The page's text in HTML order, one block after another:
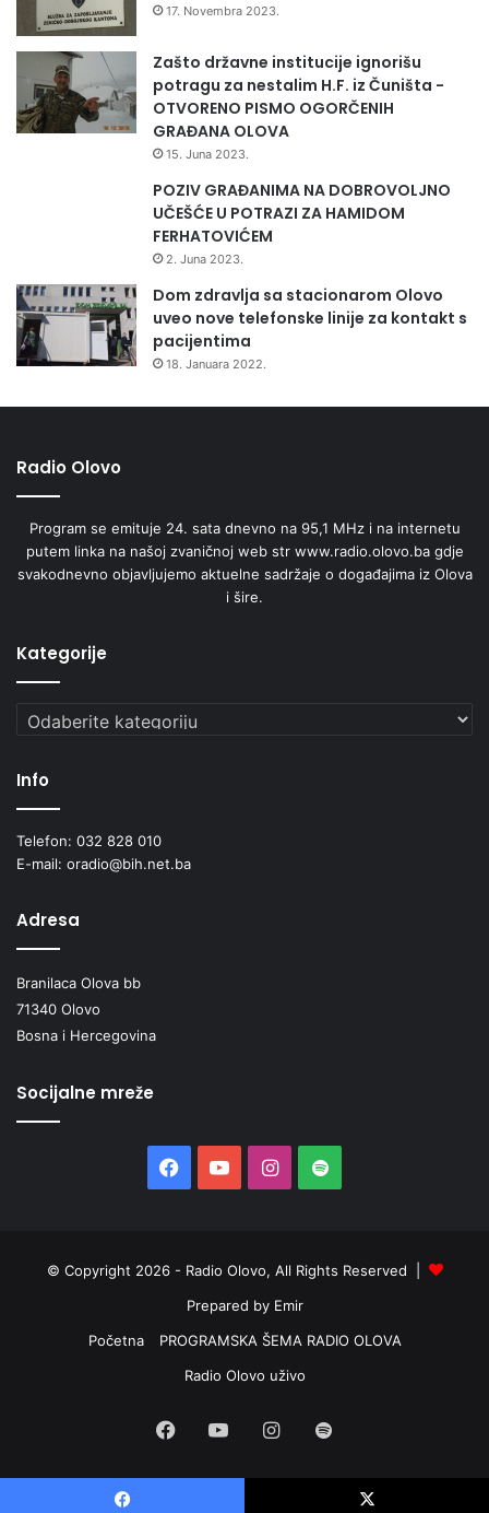
17. Novembra 2023.
Zašto državne institucije ignorišu
potragu za nestalim H.F. iz Čuništa -
OTVORENO PISMO OGORČENIH
GRAĐANA OLOVA
15. Juna 2023.
POZIV GRAĐANIMA NA DOBROVOLJNO
UČEŠĆE U POTRAZI ZA HAMIDOM
FERHATOVIĆEM
2. Juna 2023.
Dom zdravlja sa stacionarom Olovo
uveo nove telefonske linije za kontakt s
pacijentima
18. Januara 2022.
Radio Olovo
Program se emituje 24. sata dnevno na 95,1 MHz i na internetu
putem linka na našoj zvaničnoj web str www.radio.olovo.ba gdje
svakodnevno objavljujemo aktuelne sadržaje o događajima iz Olova
i šire.
Kategorije
Kategorije
Info
Telefon: 032 828 010
E-mail: oradio@bih.net.ba
Adresa
Branilaca Olova bb
71340 Olovo
Bosna i Hercegovina
Socijalne mreže
Facebook
YouTubeInstagram
Spotify
© Copyright 2026 - Radio Olovo, All Rights Reserved |
Prepared by Emir
Početna
PROGRAMSKA ŠEMA RADIO OLOVA
Radio Olovo uživo
Facebook
YouTubeInstagram
Spotify